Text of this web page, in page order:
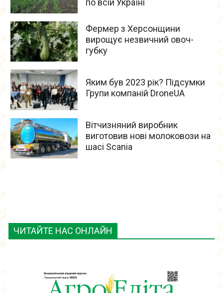
ЧИТАЙТЕ НАС ОНЛАЙН
по всій Україні
Фермер з Херсонщини
вирощує незвичний овоч-
губку
Яким був 2023 рік? Підсумки
Групи компаній DroneUA
Вітчизняний виробник
виготовив нові молоковози на
шасі Scania